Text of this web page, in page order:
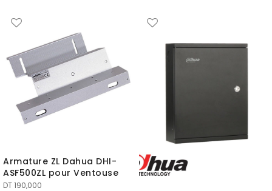
Armature ZL Dahua DHI-
ASF500ZL pour Ventouse
DT190,000